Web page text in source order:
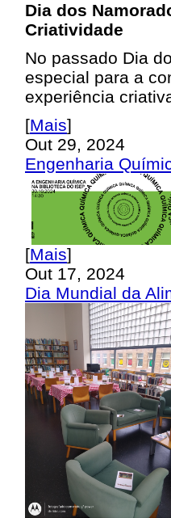
Dia dos
Criatividade
No passado Dia
especial para a
experiência
[Mais]
Out 29, 2024
Engenharia
[Mais]
Out 17, 2024
Dia Mundial da